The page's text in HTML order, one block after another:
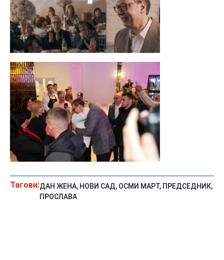
Тагови:ДАН ЖЕНА, НОВИ САД, ОСМИ МАРТ, ПРЕДСЕДНИК,
ПРОСЛАВА